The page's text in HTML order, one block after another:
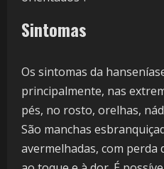
Sintomas
Os sintomas da
principalmente, nas
pés, no rosto, orelhas,
São manchas
avermelhadas, com perda